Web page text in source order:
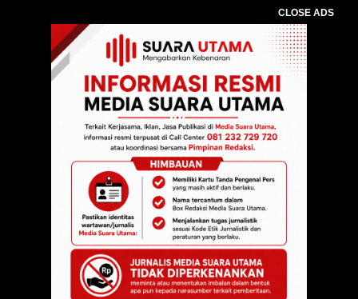
CLOSE ADS